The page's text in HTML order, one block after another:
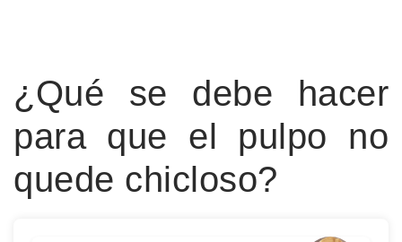
¿Qué se debe hacer
para que el pulpo no
quede chicloso?